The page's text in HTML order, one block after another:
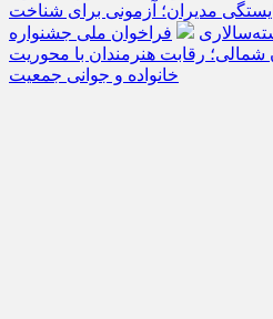
مدیران؛ آزمونی برای شناخت
فراخوان ملی جشنواره
رقابت هنرمندان با محوریت
خانواده و جوانی جمعیت